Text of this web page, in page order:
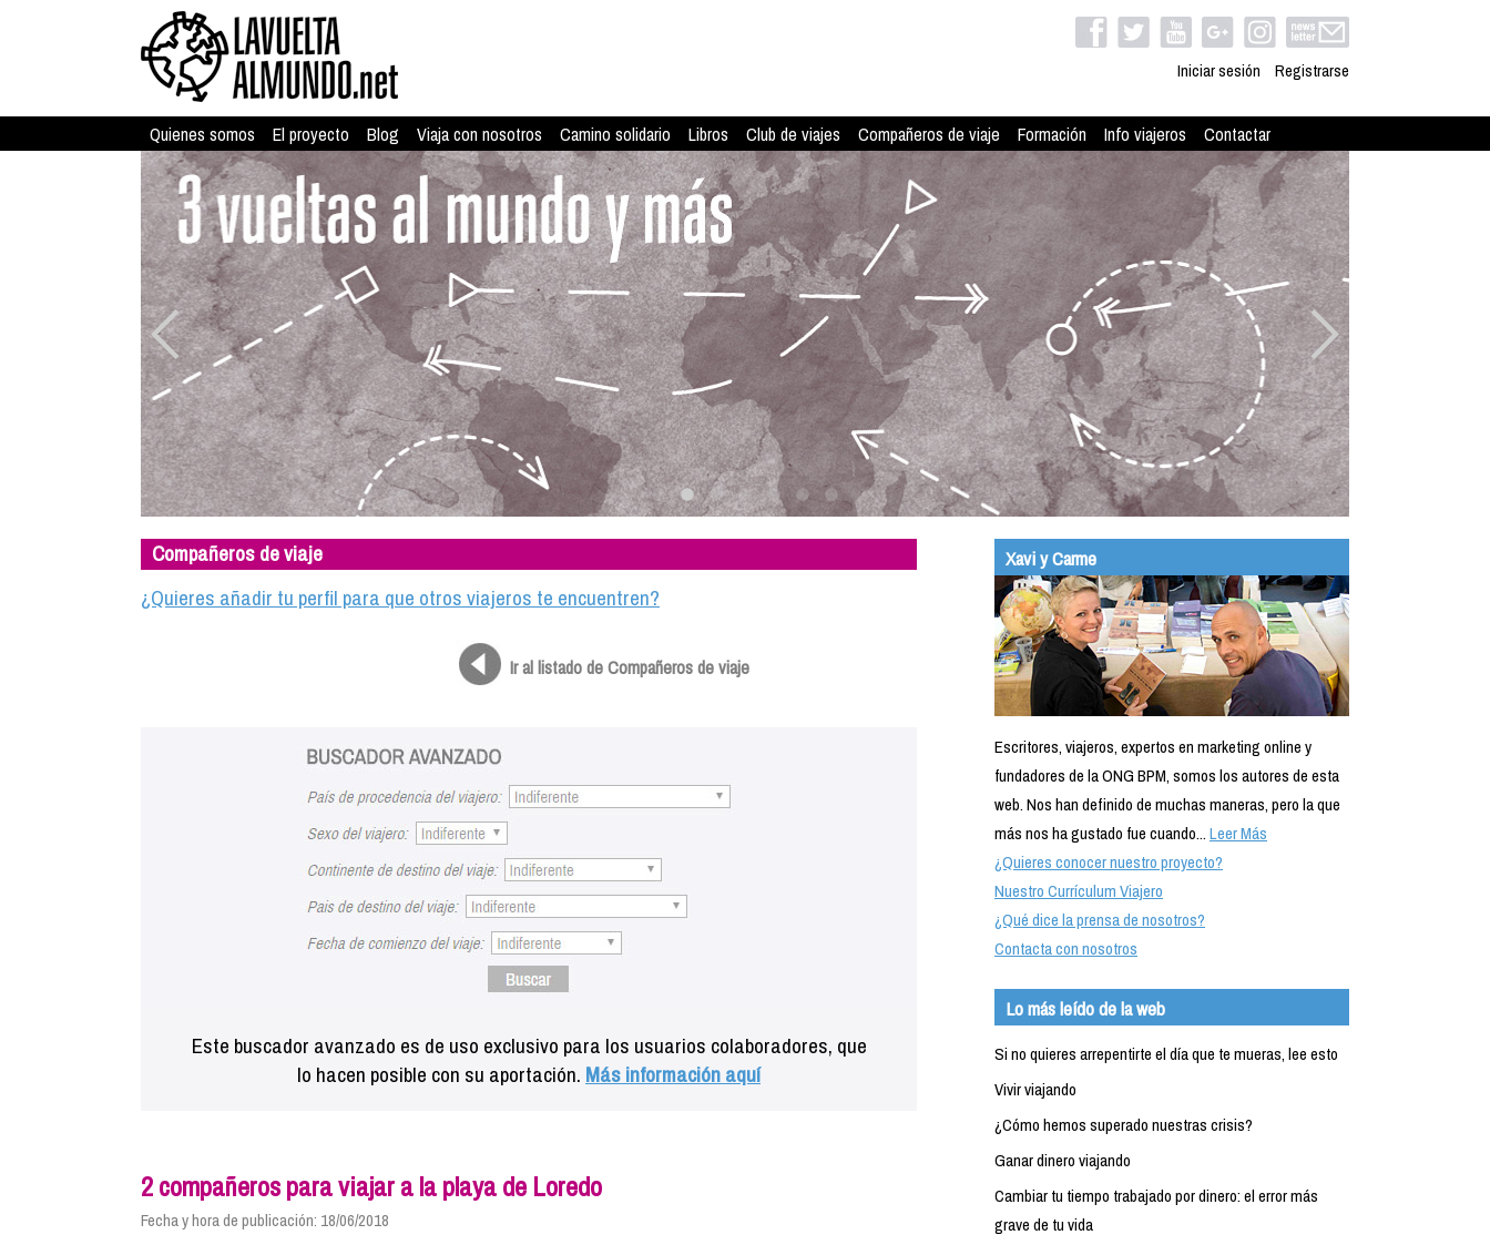
Iniciar sesión Registrarse
Quienes somos El proyecto Blog Viaja con nosotros Camino solidario Libros Club de viajes Compañeros de viaje Formación Info viajeros Contactar
Compañeros de viaje
¿Quieres añadir tu perfil para que otros viajeros te encuentren?
Ir al listado de Compañeros de viaje
Este buscador avanzado es de uso exclusivo para los usuarios colaboradores, que
lo hacen posible con su aportación. Más información aquí
2 compañeros para viajar a la playa de Loredo
Fecha y hora de publicación: 18/06/2018
Xavi y Carme
Escritores, viajeros, expertos en marketing online y
fundadores de la ONG BPM, somos los autores de esta
web. Nos han definido de muchas maneras, pero la que
más nos ha gustado fue cuando...Leer Más
¿Quieres conocer nuestro proyecto?
Nuestro Currículum Viajero
¿Qué dice la prensa de nosotros?
Contacta con nosotros
Lo más leído de la web
Si no quieres arrepentirte el día que te mueras, lee esto
Vivir viajando
¿Cómo hemos superado nuestras crisis?
Ganar dinero viajando
Cambiar tu tiempo trabajado por dinero: el error más
grave de tu vida